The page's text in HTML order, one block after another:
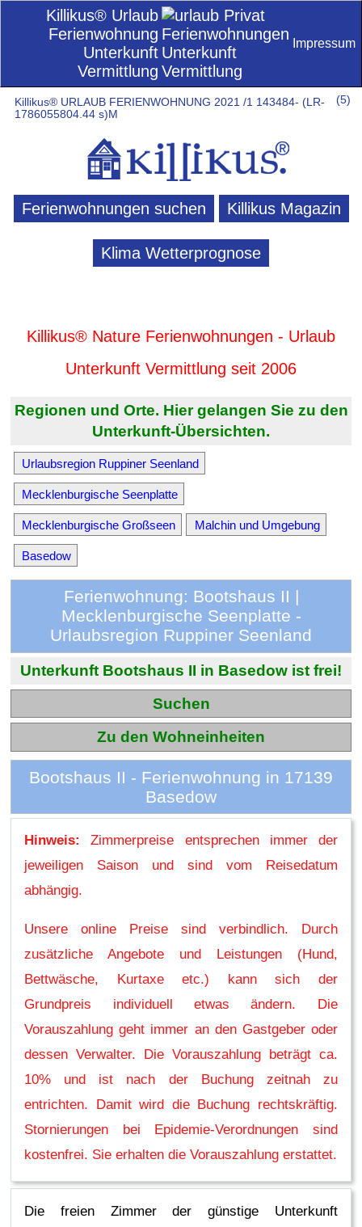
Killikus® Urlaub
Ferienwohnung
Unterkunft
Vermittlung
Impressum
(5)
Killikus® URLAUB FERIENWOHNUNG 2021 /1 143484- (LR-
1786055804.44 s)M
Ferienwohnungen suchen Killikus Magazin
Klima Wetterprognose
Killikus® Nature Ferienwohnungen - Urlaub
Unterkunft Vermittlung seit 2006
Regionen und Orte. Hier gelangen Sie zu den
Unterkunft-Übersichten.
Urlaubsregion Ruppiner Seenland
Mecklenburgische Seenplatte
Mecklenburgische Großseen Malchin und Umgebung
Basedow
Ferienwohnung: Bootshaus II |
Mecklenburgische Seenplatte -
Urlaubsregion Ruppiner Seenland
Unterkunft Bootshaus II in Basedow ist frei!
Suchen
Zu den Wohneinheiten
Bootshaus II - Ferienwohnung in 17139
Basedow
Hinweis:
Zimmerpreise entsprechen immer der
jeweiligen Saison und sind vom Reisedatum
abhängig.
Unsere online Preise sind verbindlich. Durch
zusätzliche Angebote und Leistungen (Hund,
Bettwäsche, Kurtaxe etc.) kann sich der
Grundpreis individuell etwas ändern. Die
Vorauszahlung geht immer an den Gastgeber oder
dessen Verwalter. Die Vorauszahlung beträgt ca.
10% und ist nach der Buchung zeitnah zu
entrichten. Damit wird die Buchung rechtskräftig.
Stornierungen bei Epidemie-Verordnungen sind
kostenfrei. Sie erhalten die Vorauszahlung erstattet.
Die freien Zimmer der günstige Unterkunft